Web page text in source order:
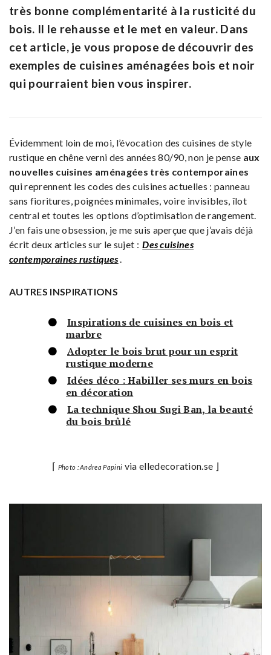
très bonne complémentarité à la rusticité du
bois. Il le rehausse et le met en valeur. Dans
cet article, je vous propose de découvrir des
exemples de cuisines aménagées bois et noir
qui pourraient bien vous inspirer.
Évidemment loin de moi, l’évocation des cuisines de style
rustique en chêne verni des années 80/90, non je pense aux
nouvelles cuisines aménagées très contemporaines
qui reprennent les codes des cuisines actuelles : panneau
sans fioritures, poignées minimales, voire invisibles, îlot
central et toutes les options d’optimisation de rangement.
J’en fais une obsession, je me suis aperçue que j’avais déjà
écrit deux articles sur le sujet : Des cuisines
contemporaines rustiques.
AUTRES INSPIRATIONS
Inspirations de cuisines en bois et
marbre
Adopter le bois brut pour un esprit
rustique moderne
Idées déco : Habiller ses murs en bois
en décoration
La technique Shou Sugi Ban, la beauté
du bois brûlé
⌈ Photo : Andrea Papini via elledecoration.se ⌋